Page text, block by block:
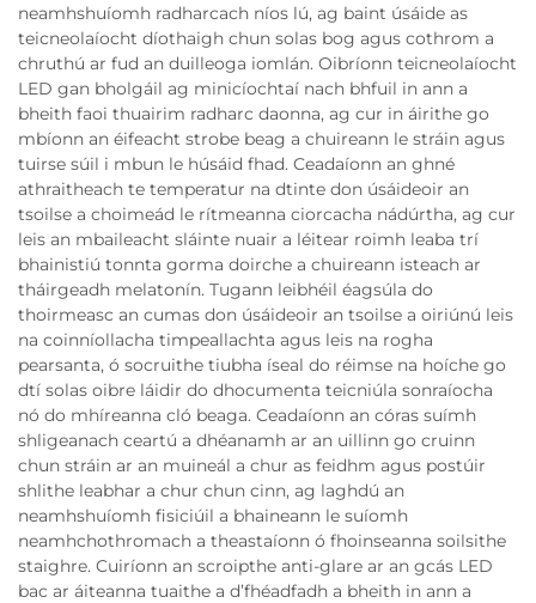
neamhshuíomh radharcach níos lú, ag baint úsáide as
teicneolaíocht díothaigh chun solas bog agus cothrom a
chruthú ar fud an duilleoga iomlán. Oibríonn teicneolaíocht
LED gan bholgáil ag minicíochtaí nach bhfuil in ann a
bheith faoi thuairim radharc daonna, ag cur in áirithe go
mbíonn an éifeacht strobe beag a chuireann le stráin agus
tuirse súil i mbun le húsáid fhad. Ceadaíonn an ghné
athraitheach te temperatur na dtinte don úsáideoir an
tsoilse a choimeád le rítmeanna ciorcacha nádúrtha, ag cur
leis an mbaileacht sláinte nuair a léitear roimh leaba trí
bhainistiú tonnta gorma doirche a chuireann isteach ar
tháirgeadh melatonín. Tugann leibhéil éagsúla do
thoirmeasc an cumas don úsáideoir an tsoilse a oiriúnú leis
na coinníollacha timpeallachta agus leis na rogha
pearsanta, ó socruithe tiubha íseal do réimse na hoíche go
dtí solas oibre láidir do dhocumenta teicniúla sonraíocha
nó do mhíreanna cló beaga. Ceadaíonn an córas suímh
shligeanach ceartú a dhéanamh ar an uillinn go cruinn
chun stráin ar an muineál a chur as feidhm agus postúir
shlithe leabhar a chur chun cinn, ag laghdú an
neamhshuíomh fisiciúil a bhaineann le suíomh
neamhchothromach a theastaíonn ó fhoinseanna soilsithe
staighre. Cuiríonn an scroipthe anti-glare ar an gcás LED
bac ar áiteanna tuaithe a d’fhéadfadh a bheith in ann a